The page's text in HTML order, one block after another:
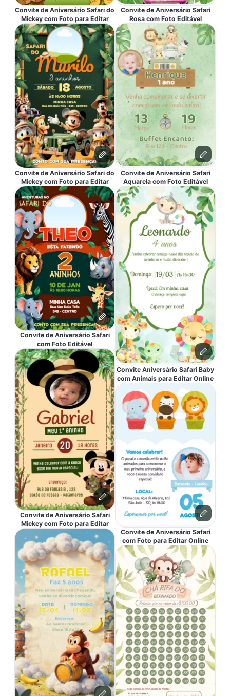
Convite de Aniversário Safari do
Mickey com Foto para Editar
Convite de Aniversário Safari do
Mickey com Foto para Editar
Convite de Aniversário Safari
com Foto Editável
Convite de Aniversário Safari
Mickey com Foto para Editar
Convite de Aniversário Safari
Rosa com Foto Editável
Convite de Aniversário Safari
Aquarela com Foto Editável
Convite Aniversário Safari Baby
com Animais para Editar Online
Convite de Aniversário Safari
com Foto para Editar Online